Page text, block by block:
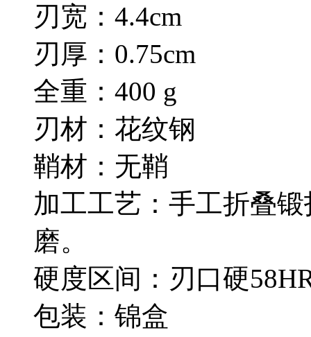
刃宽：4.4cm
刃厚：0.75cm
全重：400 g
刃材：花纹钢
鞘材：无鞘
加工工艺：手工折叠
磨。
硬度区间：刃口硬
包装：锦盒